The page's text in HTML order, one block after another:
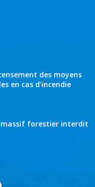
des moyens
en cas d’incendie
massif forestier interdit